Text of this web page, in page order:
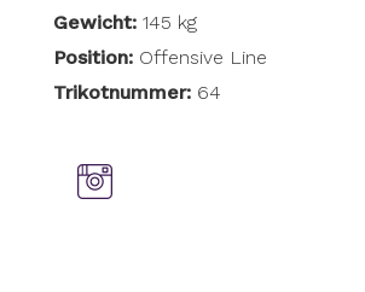
Gewicht:145 kg
Position: Offensive Line
Trikotnummer: 64